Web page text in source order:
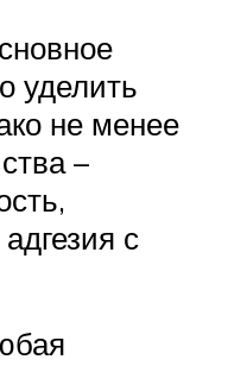
уделить
не менее
–
с